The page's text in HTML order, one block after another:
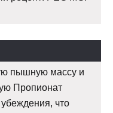
пышную массу и
Пропионат
что